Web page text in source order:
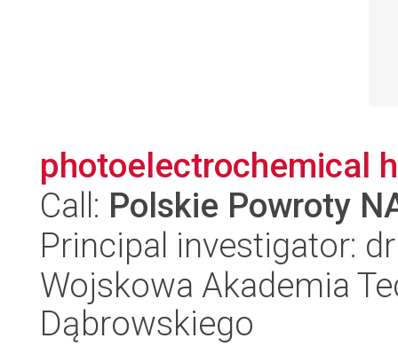
photoelectrochemical
Call: Polskie Powroty
Principal investigator:
Wojskowa Akademia
Dąbrowskiego